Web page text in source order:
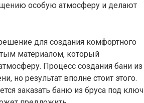
особую атмосферу и делают
для создания комфортного
материалом, который
Процесс создания бани из
но результат вполне стоит этого.
заказать баню из бруса под ключ